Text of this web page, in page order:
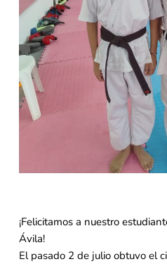
¡Felicitamos a nuestro
Ávila!
El pasado 2 de julio obtuvo el